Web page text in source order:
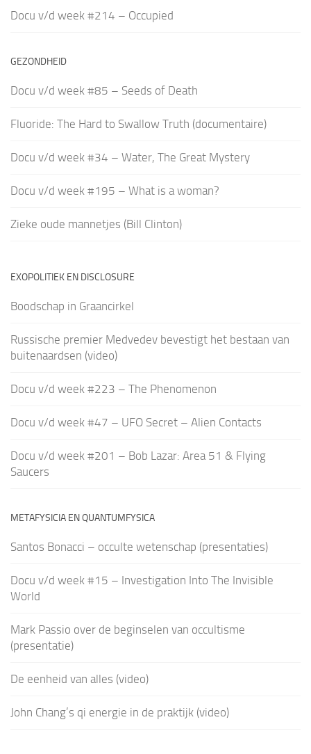
Docu v/d week #214 – Occupied
GEZONDHEID
Docu v/d week #85 – Seeds of Death
Fluoride: The Hard to Swallow Truth (documentaire)
Docu v/d week #34 – Water, The Great Mystery
Docu v/d week #195 – What is a woman?
Zieke oude mannetjes (Bill Clinton)
EXOPOLITIEK EN DISCLOSURE
Boodschap in Graancirkel
Russische premier Medvedev bevestigt het bestaan van
buitenaardsen (video)
Docu v/d week #223 – The Phenomenon
Docu v/d week #47 – UFO Secret – Alien Contacts
Docu v/d week #201 – Bob Lazar: Area 51 & Flying
Saucers
METAFYSICIA EN QUANTUMFYSICA
Santos Bonacci – occulte wetenschap (presentaties)
Docu v/d week #15 – Investigation Into The Invisible
World
Mark Passio over de beginselen van occultisme
(presentatie)
De eenheid van alles (video)
John Chang’s qi energie in de praktijk (video)